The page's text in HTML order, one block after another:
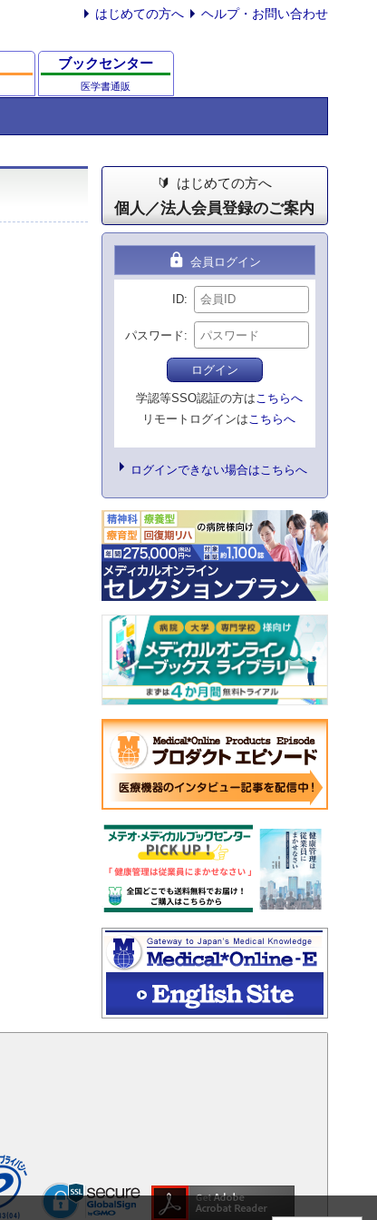
はじめての方へ ヘルプ・お問い合わせ
ブックセンター
医学書通販
はじめての方へ
個人／法人会員登録のご案内
lock 会員ログイン
ID
パスワード
ログイン
学認等SSO認証の方はこちらへ
リモートログインはこちらへ
ログインできない場合はこちらへ